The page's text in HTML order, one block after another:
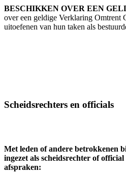
BESCHIKKEN OVER EEN
over een geldige Verklaring Omtrent
uitoefenen van hun taken als
Scheidsrechters en officials
Met leden of andere betrokkenen
ingezet als scheidsrechter of
afspraken: